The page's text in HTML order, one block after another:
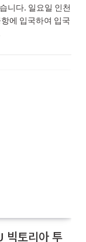
니다. 일요일 인천
에 입국하여 입국
빅토리아 투